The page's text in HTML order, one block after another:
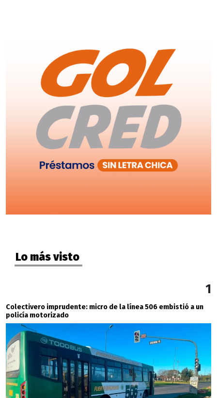
Lo más visto
1
Colectivero imprudente: micro de la línea 506 embistió a un
policía motorizado